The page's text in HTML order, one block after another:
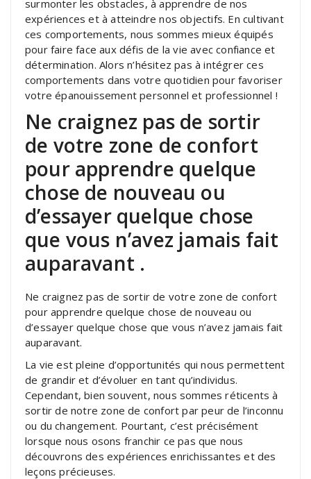
surmonter les obstacles, à apprendre de nos
expériences et à atteindre nos objectifs. En cultivant
ces comportements, nous sommes mieux équipés
pour faire face aux défis de la vie avec confiance et
détermination. Alors n’hésitez pas à intégrer ces
comportements dans votre quotidien pour favoriser
votre épanouissement personnel et professionnel !
Ne craignez pas de sortir
de votre zone de confort
pour apprendre quelque
chose de nouveau ou
d’essayer quelque chose
que vous n’avez jamais fait
auparavant .
Ne craignez pas de sortir de votre zone de confort
pour apprendre quelque chose de nouveau ou
d’essayer quelque chose que vous n’avez jamais fait
auparavant.
La vie est pleine d’opportunités qui nous permettent
de grandir et d’évoluer en tant qu’individus.
Cependant, bien souvent, nous sommes réticents à
sortir de notre zone de confort par peur de l’inconnu
ou du changement. Pourtant, c’est précisément
lorsque nous osons franchir ce pas que nous
découvrons des expériences enrichissantes et des
leçons précieuses.